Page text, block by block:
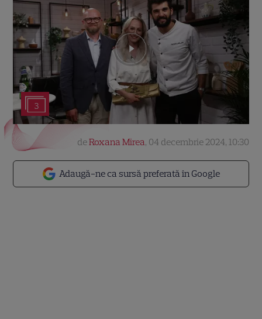
3
Adaugă-ne ca sursă preferată în Google
deRoxana Mirea, 04 decembrie 2024, 10:30